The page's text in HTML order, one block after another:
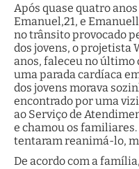
Após quase quatro
Emanuel,21, e
no trânsito provocado
dos jovens, o projetista
anos, faleceu no último
uma parada cardíaca
dos jovens morava
encontrado por uma
ao Serviço de
e chamou os
tentaram reanimá-lo,
De acordo com a